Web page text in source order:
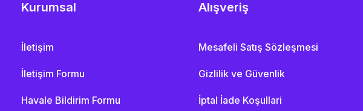
Kurumsal
İletişim
İletişim Formu
Havale Bildirim Formu
Alışveriş
Mesafeli Satış Sözleşmesi
Gizlilik ve Güvenlik
İptal İade Koşullari